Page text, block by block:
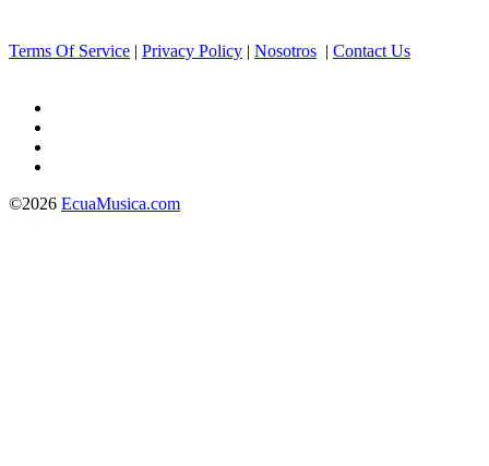
Terms Of Service | Privacy Policy | Nosotros | Contact Us
©2026 EcuaMusica.com